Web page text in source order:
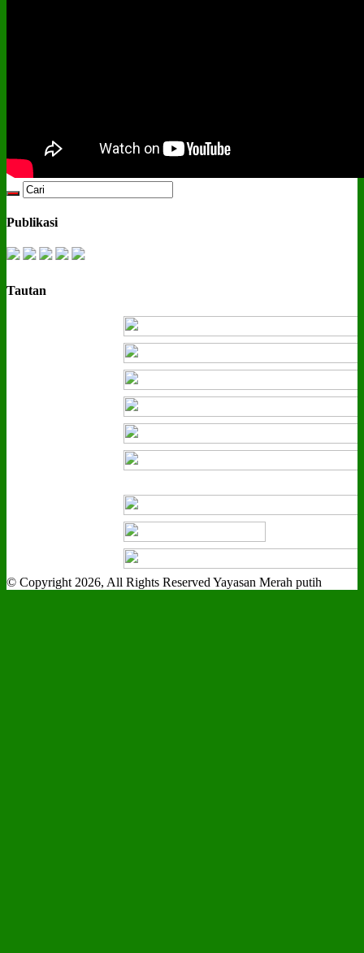
Publikasi
Tautan
© Copyright 2026, All Rights Reserved Yayasan Merah putih